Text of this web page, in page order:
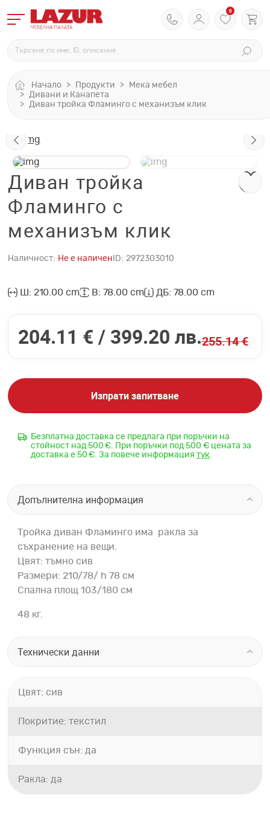
0
Начало Продукти
Мека мебел
Дивани и Канапета
Диван тройка Фламинго с механизъм клик
Диван тройка
Фламинго с
механизъм клик
Наличност: Не е наличен ID: 2972303010
Ш: 210.00 cm В: 78.00 cm ДБ: 78.00 cm
204.11 € / 399.20 лв.255.14 €
Изпрати запитване
Безплатна доставка се предлага при поръчки на
стойност над 500 €. При поръчки под 500 € цената за
доставка е 50 €. За повече информация тук.
Допълнителна информация
Тройка диван Фламинго има ракла за
съхранение на вещи.
Цвят: тъмно сив
Размери: 210/78/ h 78 см
Спална площ 103/180 см
48 кг.
Технически данни
Цвят: сив
Покритие: текстил
Функция сън: да
Ракла: да